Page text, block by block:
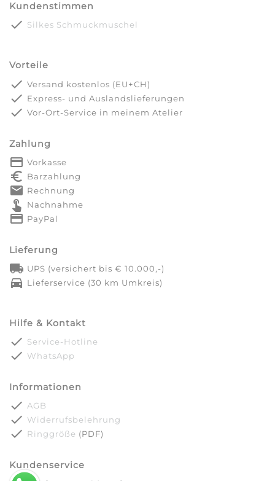
Kundenstimmen
done Silkes Schmuckmuschel
Vorteile
done Versand kostenlos (EU+CH)
done Express- und Auslandslieferungen
done Vor-Ort-Service in meinem Atelier
Zahlung
payment Vorkasse
euro_symbol Barzahlung
markunread Rechnung
touch_app Nachnahme
credit_card PayPal
Lieferung
local_shipping UPS (versichert bis € 10.000,-)
directions_car Lieferservice (30 km Umkreis)
Hilfe & Kontakt
done Service-Hotline
done WhatsApp
Informationen
done AGB
done Widerrufsbelehrung
done Ringgröße (PDF)
Kundenservice